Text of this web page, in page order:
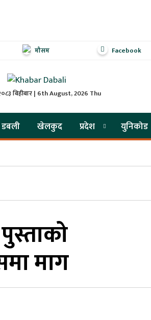
मौसम Facebook
बिहीबार | 6th August, 2026 Thu
डबली खेलकुद प्रदेश युनिकोड
माग